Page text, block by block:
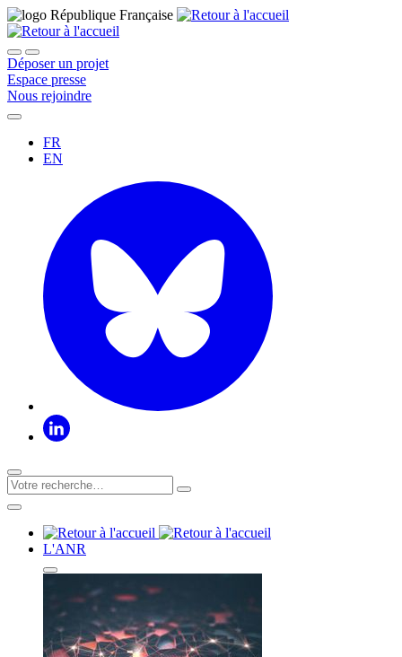
Déposer un projet
Espace presse
Nous rejoindre
FR
EN
L'ANR